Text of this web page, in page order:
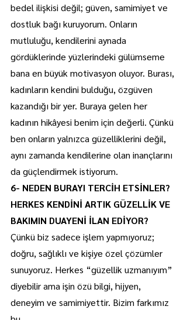
bedel ilişkisi değil; güven, samimiyet ve
dostluk bağı kuruyorum. Onların
mutluluğu, kendilerini aynada
gördüklerinde yüzlerindeki gülümseme
bana en büyük motivasyon oluyor. Burası,
kadınların kendini bulduğu, özgüven
kazandığı bir yer. Buraya gelen her
kadının hikâyesi benim için değerli. Çünkü
ben onların yalnızca güzelliklerini değil,
aynı zamanda kendilerine olan inançlarını
da güçlendirmek istiyorum.
6- NEDEN BURAYI TERCİH ETSİNLER?
HERKES KENDİNİ ARTIK GÜZELLİK VE
BAKIMIN DUAYENİ İLAN EDİYOR?
Çünkü biz sadece işlem yapmıyoruz;
doğru, sağlıklı ve kişiye özel çözümler
sunuyoruz. Herkes “güzellik uzmanıyım”
diyebilir ama işin özü bilgi, hijyen,
deneyim ve samimiyettir. Bizim farkımız